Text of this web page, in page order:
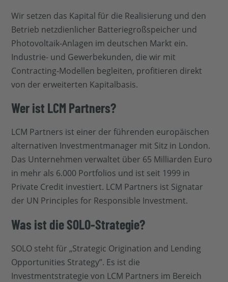
Wir setzen das Kapital für die Realisierung und den
Betrieb netzdienlicher Batteriegroßspeicher und
Photovoltaik-Anlagen im deutschen Markt ein.
Industrie- und Gewerbekunden, die wir mit
Contracting-Modellen begleiten, profitieren direkt
von der erweiterten Kapitalbasis.
Wer ist LCM Partners?
LCM Partners ist einer der führenden europäischen
alternativen Investmentmanager mit Sitz in London.
Das Unternehmen verwaltet über 65 Milliarden Euro
in mehr als 6.000 Portfolios und ist seit 1999 in
Private Credit investiert. LCM Partners ist Signatar
der UN Principles for Responsible Investment.
Was ist die SOLO-Strategie?
SOLO steht für „Strategic Origination and Lending
Opportunities Strategy”. Es ist die
Investmentstrategie von LCM Partners im Bereich